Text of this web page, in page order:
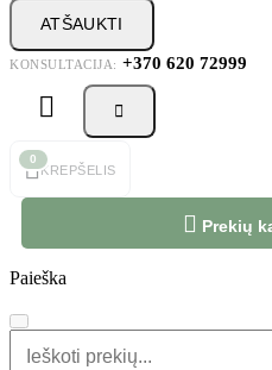
ATŠAUKTI
KONSULTACIJA: +370 620 72999
 

0
KREPŠELIS
 Prekių
Paieška